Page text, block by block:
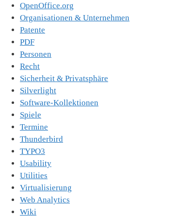
OpenOffice.org
Organisationen & Unternehmen
Patente
PDF
Personen
Recht
Sicherheit & Privatsphäre
Silverlight
Software-Kollektionen
Spiele
Termine
Thunderbird
TYPO3
Usability
Utilities
Virtualisierung
Web Analytics
Wiki